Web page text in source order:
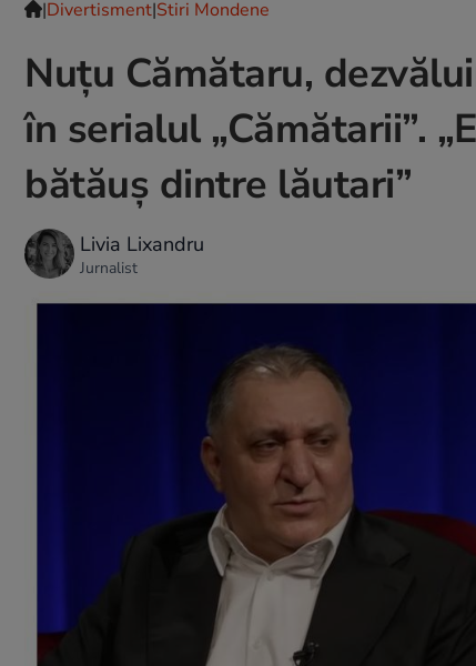
|Divertisment|Stiri Mondene
Nuțu Cămătaru,
în serialul „Cămătarii”.
bătăuș dintre lăutari”
Livia Lixandru
Jurnalist